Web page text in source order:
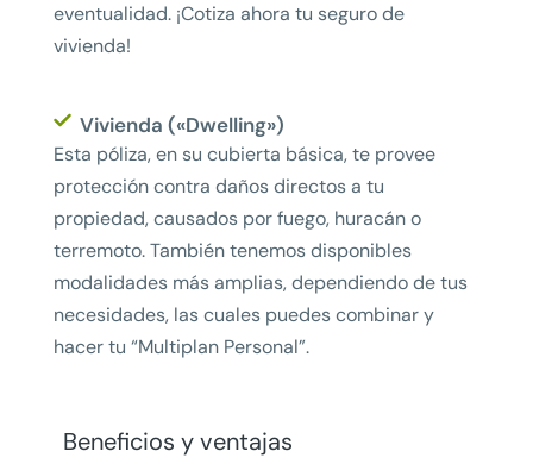
eventualidad. ¡Cotiza ahora tu seguro de
vivienda!
Vivienda («Dwelling»)
Esta póliza, en su cubierta básica, te provee
protección contra daños directos a tu
propiedad, causados por fuego, huracán o
terremoto. También tenemos disponibles
modalidades más amplias, dependiendo de tus
necesidades, las cuales puedes combinar y
hacer tu “Multiplan Personal”.
Beneficios y ventajas